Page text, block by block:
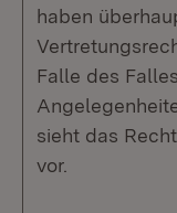
haben
Falle des
sieht das
vor.